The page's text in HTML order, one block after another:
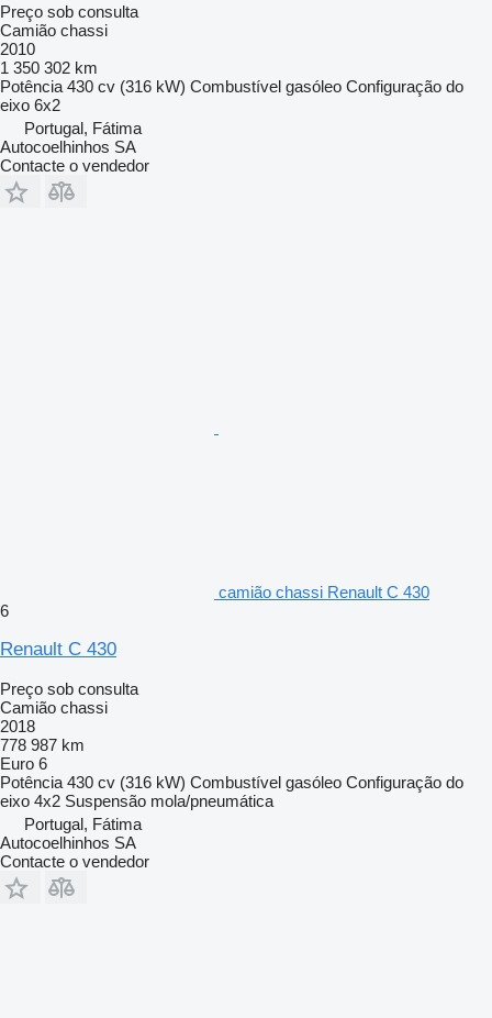
Preço sob consulta
Camião chassi
2010
1 350 302 km
Potência 430 cv (316 kW) Combustível gasóleo Configuração do
eixo 6x2
Portugal, Fátima
Autocoelhinhos SA
Contacte o vendedor
camião chassi Renault C 430
6
Renault C 430
Preço sob consulta
Camião chassi
2018
778 987 km
Euro 6
Potência 430 cv (316 kW) Combustível gasóleo Configuração do
eixo 4x2 Suspensão mola/pneumática
Portugal, Fátima
Autocoelhinhos SA
Contacte o vendedor